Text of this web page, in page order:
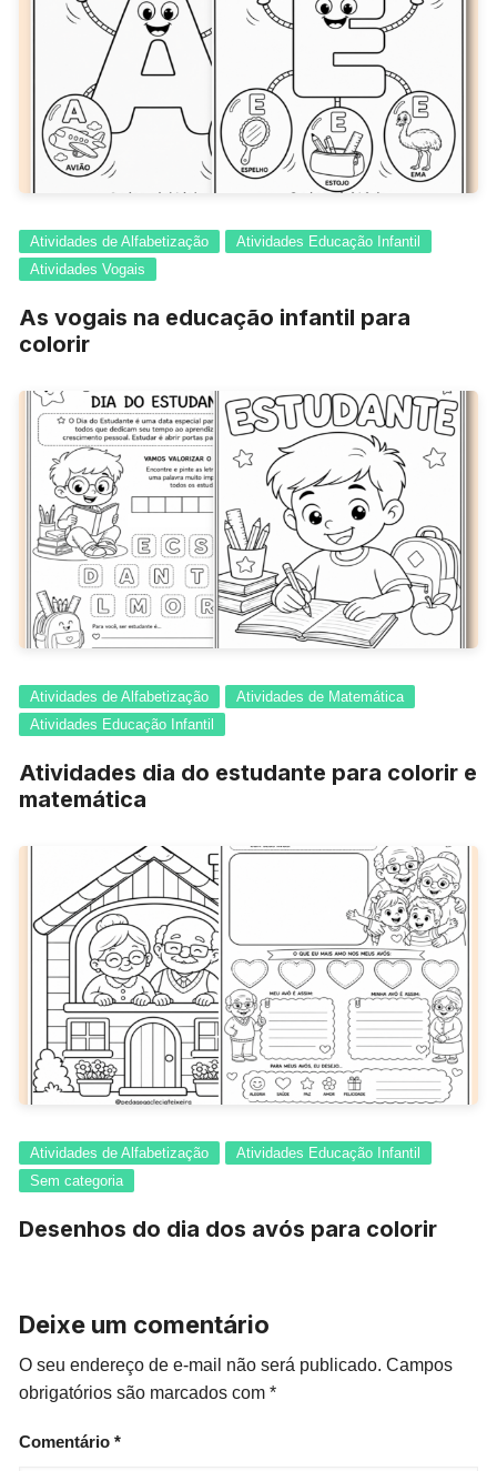
Atividades de Alfabetização
Atividades Educação Infantil
Atividades Vogais
As vogais na educação infantil para
colorir
Atividades de Alfabetização
Atividades de Matemática
Atividades Educação Infantil
Atividades dia do estudante para colorir e
matemática
Atividades de Alfabetização
Atividades Educação Infantil
Sem categoria
Desenhos do dia dos avós para colorir
Deixe um comentário
O seu endereço de e-mail não será publicado. Campos
obrigatórios são marcados com*
Comentário*